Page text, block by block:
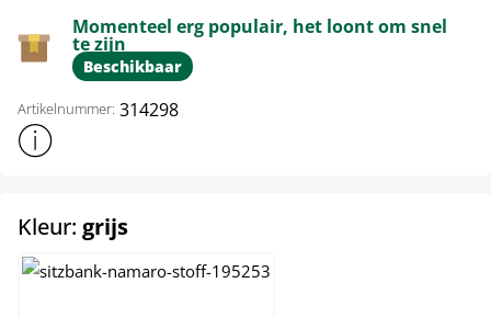
Momenteel erg populair, het loont om snel
te zijn
Beschikbaar
Artikelnummer: 314298
Toon meer productinformatie
Kleur: grijsselect